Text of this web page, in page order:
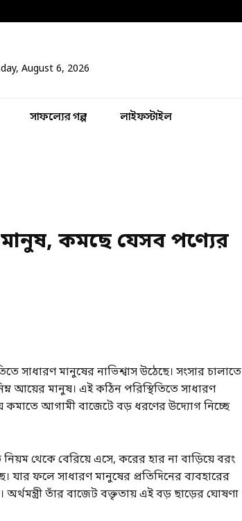
August 6, 2026
সাফল্যের গল্প লাইফস্টাইল
মানুষ, কমছে যেসব পণ্যের
সাধারণ মানুষের নাভিশ্বাস উঠেছে। সংসার চালাতে
আয়ের মানুষ। এই কঠিন পরিস্থিতিতে সাধারণ
কমাতে আগামী বাজেটে বড় ধরণের উদ্যোগ নিচ্ছে
থেকে বেরিয়ে এসে, করের হার না বাড়িয়ে বরং
যার ফলে সাধারণ মানুষের প্রতিদিনের ব্যবহারের
তাঁর বাজেট বক্তৃতায় এই বড় ছাড়ের ঘোষণা